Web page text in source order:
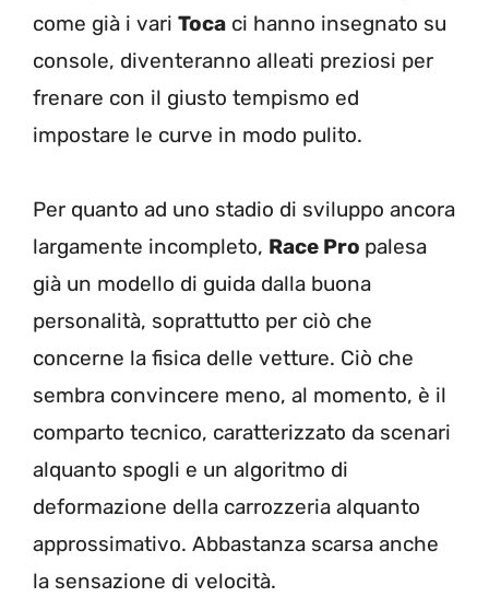
come già i vari Toca ci hanno insegnato su
console, diventeranno alleati preziosi per
frenare con il giusto tempismo ed
impostare le curve in modo pulito.
Per quanto ad uno stadio di sviluppo ancora
largamente incompleto, Race Pro palesa
già un modello di guida dalla buona
personalità, soprattutto per ciò che
concerne la fisica delle vetture. Ciò che
sembra convincere meno, al momento, è il
comparto tecnico, caratterizzato da scenari
alquanto spogli e un algoritmo di
deformazione della carrozzeria alquanto
approssimativo. Abbastanza scarsa anche
la sensazione di velocità.